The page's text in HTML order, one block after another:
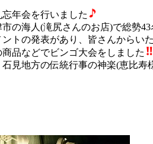
年会を行いました
の海人(滝尻さんのお店)で総勢
トの発表があり、皆さんからい
品などでビンゴ大会をしました
見地方の伝統行事の神楽(恵比